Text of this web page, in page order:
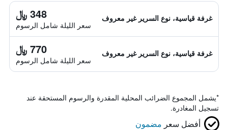
غرفة قياسية، نوع السرير غير معروف 348 ﷼
سعر الليلة شامل الرسوم
غرفة قياسية، نوع السرير غير معروف 770 ﷼
سعر الليلة شامل الرسوم
*يشمل المجموع الضرائب المحلية المقدرة والرسوم المستحقة عند
تسجيل المغادرة.
أفضل سعر مضمون